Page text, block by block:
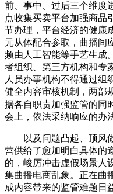
前、事中、过后三个维度
点收集买卖平台加强商品
节办理，平台经济的健康
元从体配合参取，曲播间
频由人工智能等手艺生成
者组织、第三方机构和专
人员办事机构不得通过组
健全内容审核机制，两部
据各自职责加强监管的同
会上，依法采纳响应的办
以及问题凸起、顶风做
营供给了愈加明白具体的
的，峻厉冲击虚假场景人
集曲播电商乱象。正在曲
成内容带来的监管难题日